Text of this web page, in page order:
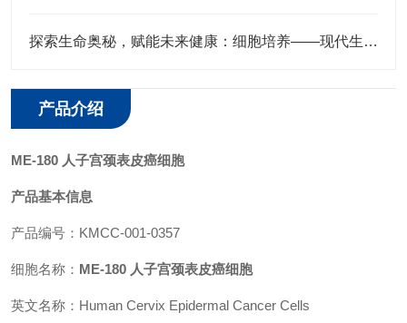
探索生命奥秘，赋能未来健康：细胞培养——现代生物医学研究的基石
产品介绍
ME-180 人子宫颈表皮癌细胞
产品基本信息
产品编号：KMCC-001-0357
细胞名称： ME-180 人子宫颈表皮癌细胞
英文名称：Human Cervix Epidermal Cancer Cells